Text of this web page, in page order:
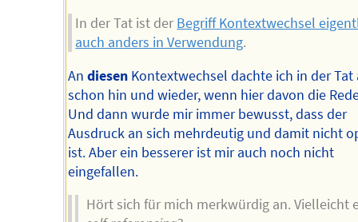
In der Tat ist der Begriff Kontextwechsel
auch anders in Verwendung.
An diesenKontextwechsel dachte ich in der Tat
schon hin und wieder, wenn hier davon die
Und dann wurde mir immer bewusst, dass der
Ausdruck an sich mehrdeutig und damit nicht
ist. Aber ein besserer ist mir auch noch nicht
eingefallen.
Hört sich für mich merkwürdig an. Vielleicht